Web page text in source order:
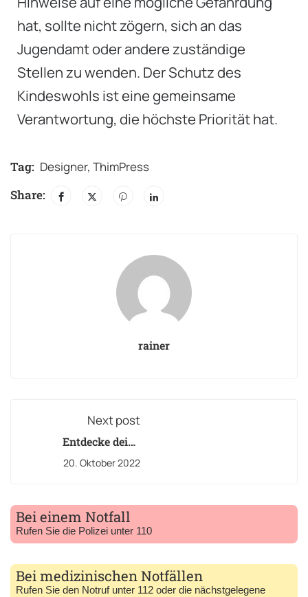
hat, sollte nicht zögern, sich an das
Jugendamt oder andere zuständige
Stellen zu wenden. Der Schutz des
Kindeswohls ist eine gemeinsame
Verantwortung, die höchste Priorität hat.
Tag: Designer, ThimPress
Share:
rainer
Next post
Entdecke deine
Rechte: Kinderrechte
in Deutschland
20. Oktober 2022
Bei einem Notfall
Rufen Sie die Polizei unter 110
Bei medizinischen Notfällen
Rufen Sie den Notruf unter 112 oder die nächstgelegene